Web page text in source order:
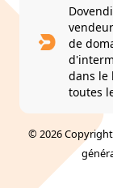
de
dans le
toutes
© 2026